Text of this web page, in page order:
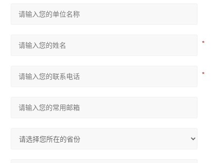
电化学仪器
恒温水浴锅